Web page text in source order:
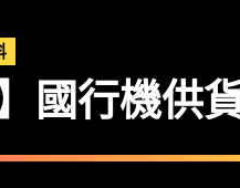
】國行機